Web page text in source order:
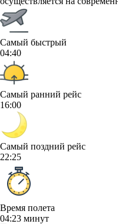
Самый быстрый
04:40
Самый ранний рейс
16:00
Самый поздний рейс
22:25
Время полета
04:23 минут